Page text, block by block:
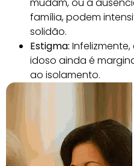
família, podem
solidão.
Estigma:
idoso ainda é
ao isolamento.